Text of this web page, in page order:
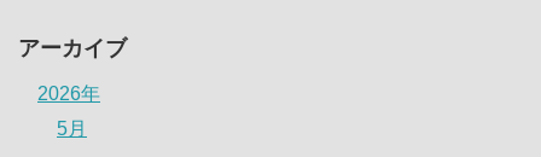
アーカイブ
2026年
5月